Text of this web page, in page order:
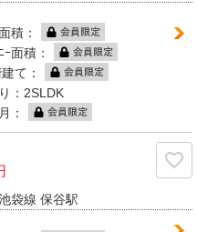
積：
ｰ面積：
て：
：2SLDK
：
袋線 保谷駅